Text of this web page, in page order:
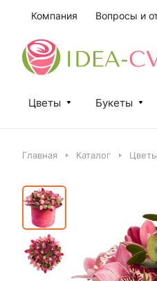
Компания Вопросы и
Цветы Букеты
Главная Каталог Цветы